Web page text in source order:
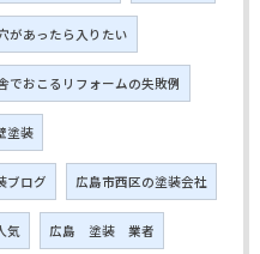
があったら入りたい
でおこるリフォームの失敗例
塗装
ブログ 広島市西区の塗装会社
気 広島 塗装 業者